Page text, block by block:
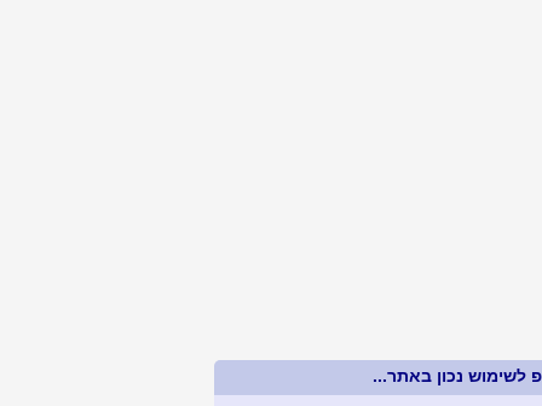
לשימוש נכון באתר...